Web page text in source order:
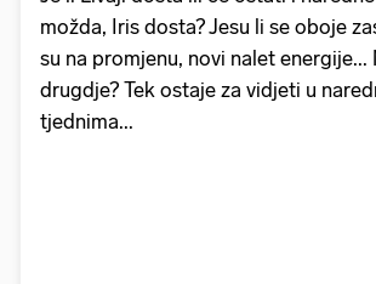
možda, Iris dosta? Jesu li se oboje
su na promjenu, novi nalet energije...
drugdje? Tek ostaje za vidjeti u
tjednima...